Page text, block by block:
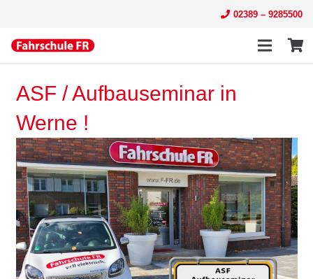
02389 – 9285500
ASF / Aufbauseminar in
Werne !